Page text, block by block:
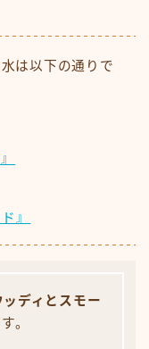
は以下の通りで
』
ッディとスモー
。